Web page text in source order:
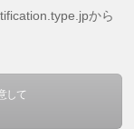
から
して